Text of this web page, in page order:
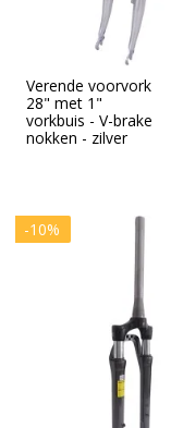
Verende voorvork
28" met 1"
vorkbuis - V-brake
nokken - zilver
-10%